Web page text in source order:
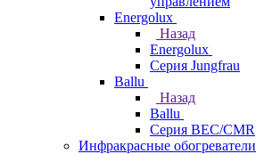
Energolux
Назад
Energolux
Серия Jungfrau
Ballu
Назад
Ballu
Серия BEC/CMR
Инфракрасные обогреватели